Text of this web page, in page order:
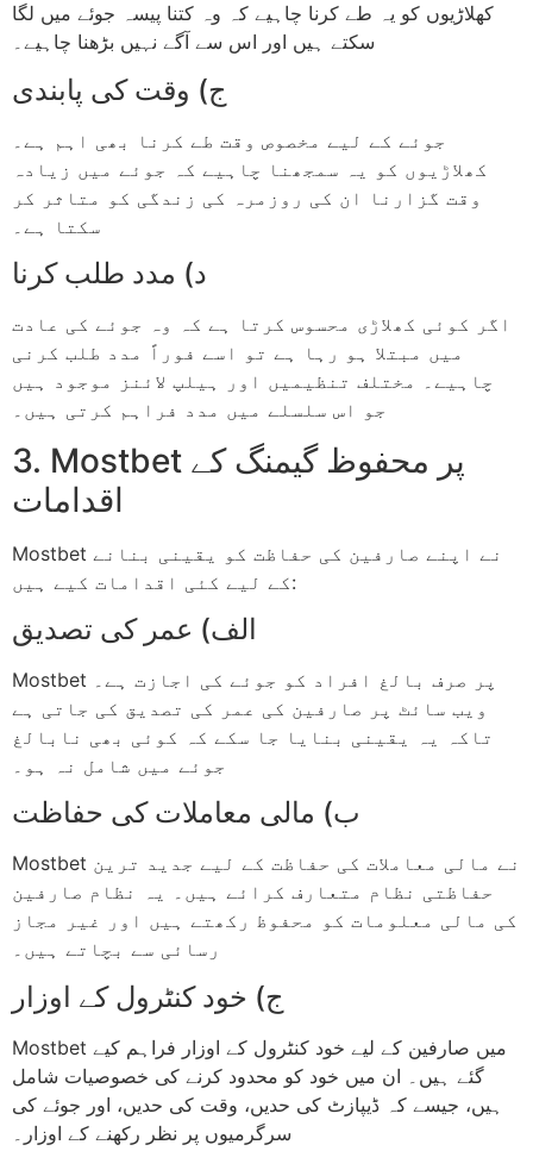
کھلاڑیوں کو یہ طے کرنا چاہیے کہ وہ کتنا پیسہ جوئے میں لگا
سکتے ہیں اور اس سے آگے نہیں بڑھنا چاہیے۔
ج) وقت کی پابندی
جوئے کے لیے مخصوص وقت طے کرنا بھی اہم ہے۔
کھلاڑیوں کو یہ سمجھنا چاہیے کہ جوئے میں زیادہ
وقت گزارنا ان کی روزمرہ کی زندگی کو متاثر کر
سکتا ہے۔
د) مدد طلب کرنا
اگر کوئی کھلاڑی محسوس کرتا ہے کہ وہ جوئے کی عادت
میں مبتلا ہو رہا ہے تو اسے فوراً مدد طلب کرنی
چاہیے۔ مختلف تنظیمیں اور ہیلپ لائنز موجود ہیں
جو اس سلسلے میں مدد فراہم کرتی ہیں۔
3. Mostbet پر محفوظ گیمنگ کے
اقدامات
Mostbet نے اپنے صارفین کی حفاظت کو یقینی بنانے
کے لیے کئی اقدامات کیے ہیں:
الف) عمر کی تصدیق
Mostbet پر صرف بالغ افراد کو جوئے کی اجازت ہے۔
ویب سائٹ پر صارفین کی عمر کی تصدیق کی جاتی ہے
تاکہ یہ یقینی بنایا جا سکے کہ کوئی بھی نابالغ
جوئے میں شامل نہ ہو۔
ب) مالی معاملات کی حفاظت
Mostbet نے مالی معاملات کی حفاظت کے لیے جدید ترین
حفاظتی نظام متعارف کرائے ہیں۔ یہ نظام صارفین
کی مالی معلومات کو محفوظ رکھتے ہیں اور غیر مجاز
رسائی سے بچاتے ہیں۔
ج) خود کنٹرول کے اوزار
Mostbet میں صارفین کے لیے خود کنٹرول کے اوزار فراہم کیے
گئے ہیں۔ ان میں خود کو محدود کرنے کی خصوصیات شامل
ہیں، جیسے کہ ڈیپازٹ کی حدیں، وقت کی حدیں، اور جوئے کی
سرگرمیوں پر نظر رکھنے کے اوزار۔